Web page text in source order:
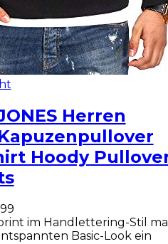
Herren
Hoody
im Handlettering-Stil
Basic-Look ein